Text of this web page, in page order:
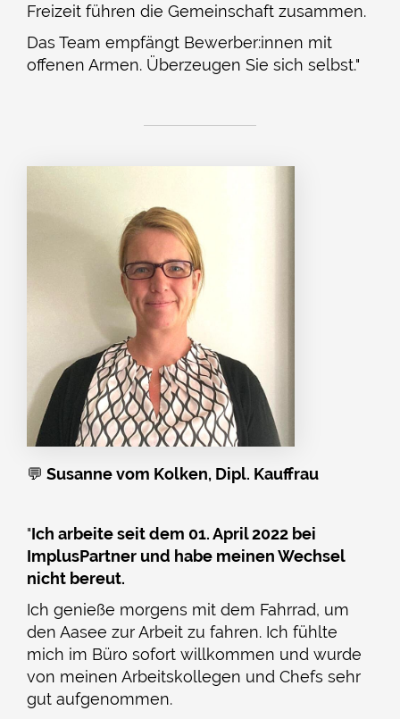
Freizeit führen die Gemeinschaft zusammen.
Das Team empfängt Bewerber:innen mit
offenen Armen. Überzeugen Sie sich selbst."
💬 Susanne vom Kolken, Dipl. Kauffrau
"Ich arbeite seit dem 01. April 2022 bei
ImplusPartner und habe meinen Wechsel
nicht bereut.
Ich genieße morgens mit dem Fahrrad, um
den Aasee zur Arbeit zu fahren. Ich fühlte
mich im Büro sofort willkommen und wurde
von meinen Arbeitskollegen und Chefs sehr
gut aufgenommen.